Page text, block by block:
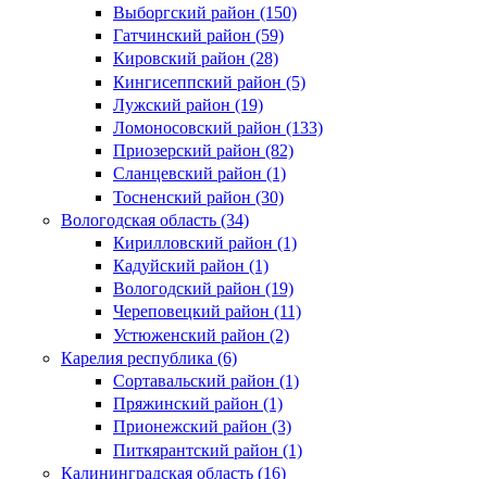
Выборгский район (150)
Гатчинский район (59)
Кировский район (28)
Кингисеппский район (5)
Лужский район (19)
Ломоносовский район (133)
Приозерский район (82)
Сланцевский район (1)
Тосненский район (30)
Вологодская область (34)
Кирилловский район (1)
Кадуйский район (1)
Вологодский район (19)
Череповецкий район (11)
Устюженский район (2)
Карелия республика (6)
Сортавальский район (1)
Пряжинский район (1)
Прионежский район (3)
Питкярантский район (1)
Калининградская область (16)